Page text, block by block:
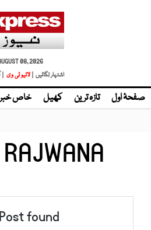
08, 2026
اشتہار لگائیں | لائیو ٹی وی
صفحۂ اول تازہ ترین کھیل خاص
found